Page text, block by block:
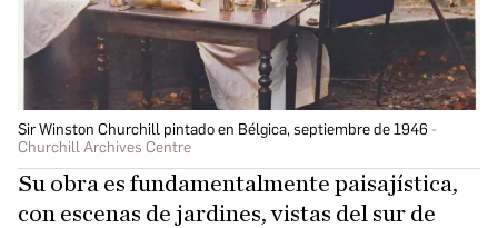
Sir Winston Churchill pintado en Bélgica, septiembre de 1946
Churchill Archives Centre
Su obra es fundamentalmente paisajística,
con escenas de jardines, vistas del sur de